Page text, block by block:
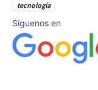
tecnología
Síguenos en